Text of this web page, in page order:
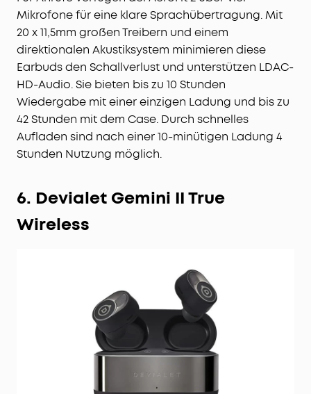
Case auf ein kabelloses Ladegerät für einfaches
Laden ohne Verheddern. Einmal laden bietet 10h
Musikgenuss und mit dem Ladecase 42h.
Mikrofone für eine klare Sprachübertragung. Mit
20 x 11,5mm großen Treibern und einem
direktionalen Akustiksystem minimieren diese
Earbuds den Schallverlust und unterstützen LDAC-
HD-Audio. Sie bieten bis zu 10 Stunden
Wiedergabe mit einer einzigen Ladung und bis zu
42 Stunden mit dem Case. Durch schnelles
Aufladen sind nach einer 10-minütigen Ladung 4
Stunden Nutzung möglich.
6. Devialet Gemini II True
Wireless